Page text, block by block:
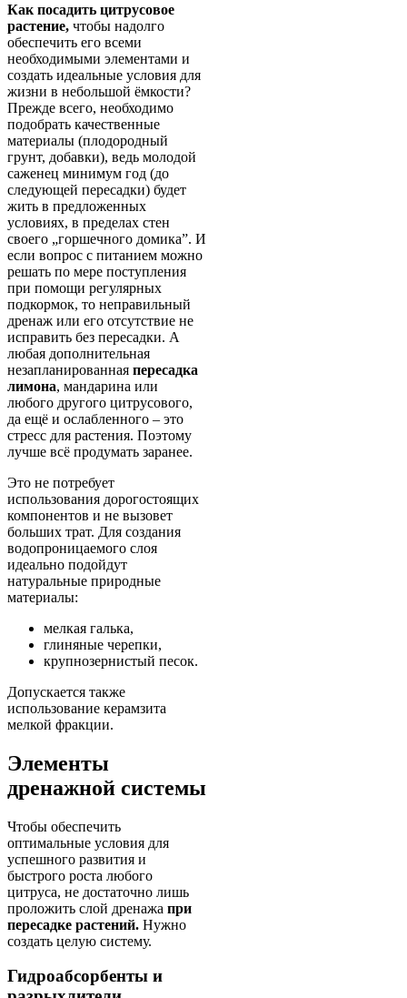
Как посадить цитрусовое
растение, чтобы надолго
обеспечить его всеми
необходимыми элементами и
создать идеальные условия для
жизни в небольшой ёмкости?
Прежде всего, необходимо
подобрать качественные
материалы (плодородный
грунт, добавки), ведь молодой
саженец минимум год (до
следующей пересадки) будет
жить в предложенных
условиях, в пределах стен
своего „горшечного домика”. И
если вопрос с питанием можно
решать по мере поступления
при помощи регулярных
подкормок, то неправильный
дренаж или его отсутствие не
исправить без пересадки. А
любая дополнительная
незапланированная пересадка
лимона, мандарина или
любого другого цитрусового,
да ещё и ослабленного – это
стресс для растения. Поэтому
лучше всё продумать заранее.
Это не потребует
использования дорогостоящих
компонентов и не вызовет
больших трат. Для создания
водопроницаемого слоя
идеально подойдут
натуральные природные
материалы:
мелкая галька,
глиняные черепки,
крупнозернистый песок.
Допускается также
использование керамзита
мелкой фракции.
Элементы
дренажной системы
Чтобы обеспечить
оптимальные условия для
успешного развития и
быстрого роста любого
цитруса, не достаточно лишь
проложить слой дренажа при
пересадке растений. Нужно
создать целую систему.
Гидроабсорбенты и